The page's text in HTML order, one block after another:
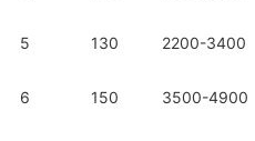
5 130 2200-3400
6 150 3500-4900